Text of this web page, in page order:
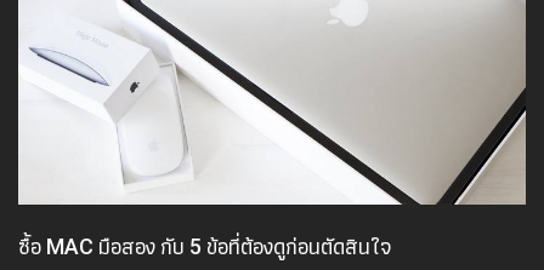
ซื้อ MAC มือสอง กับ 5 ข้อที่ต้องดูก่อนตัดสินใจ